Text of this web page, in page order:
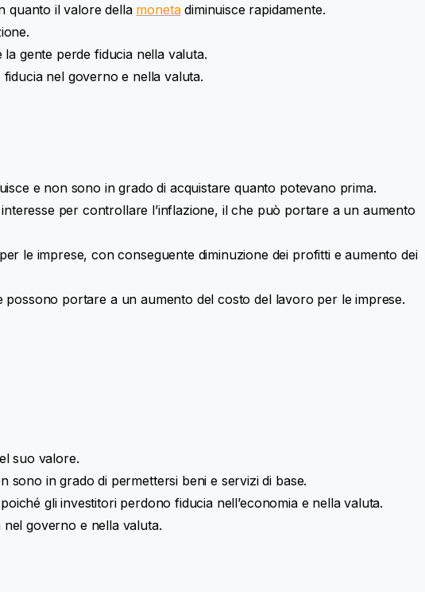
quanto il valore della monetadiminuisce rapidamente.
gente perde fiducia nella valuta.
nel governo e nella valuta.
e non sono in grado di acquistare quanto potevano prima.
per controllare l’inflazione, il che può portare a un aumento
le imprese, con conseguente diminuzione dei profitti e aumento dei
portare a un aumento del costo del lavoro per le imprese.
suo valore.
in grado di permettersi beni e servizi di base.
gli investitori perdono fiducia nell’economia e nella valuta.
nel governo e nella valuta.